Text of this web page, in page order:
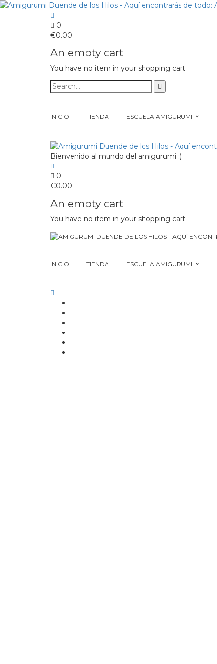
0
€0.00
An empty cart
You have no item in your shopping cart
INICIO TIENDA ESCUELA AMIGURUMI
Bienvenido al mundo del amigurumi :)
0
€0.00
An empty cart
You have no item in your shopping cart
INICIO TIENDA ESCUELA AMIGURUMI